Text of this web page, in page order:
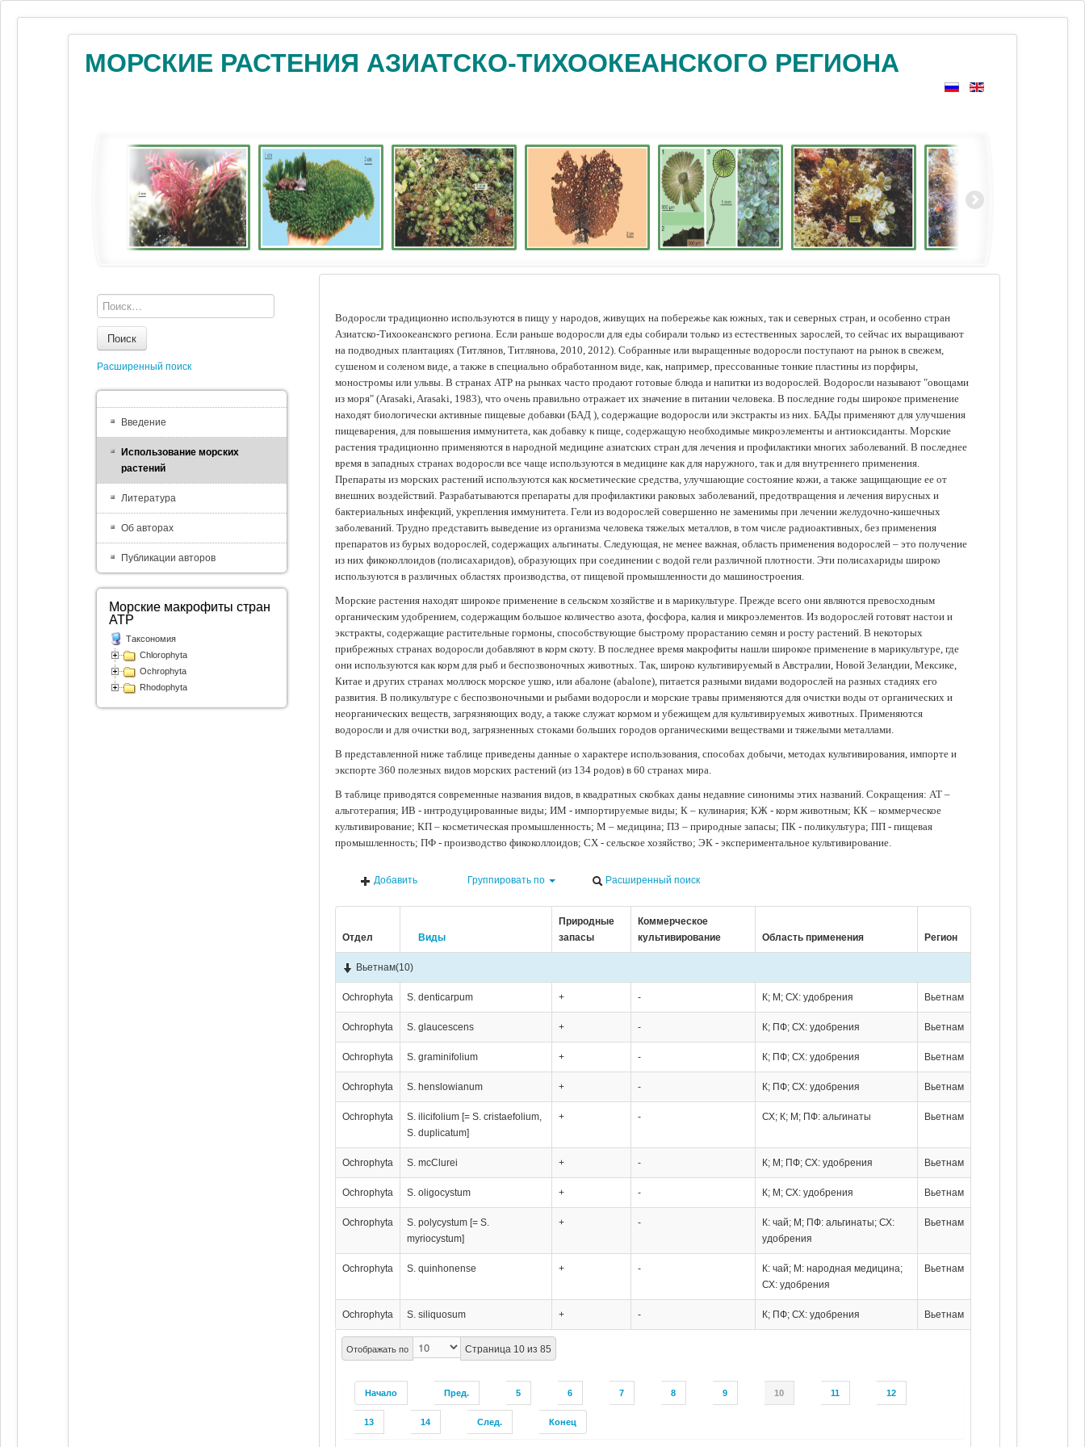
МОРСКИЕ РАСТЕНИЯ АЗИАТСКО-ТИХООКЕАНСКОГО РЕГИОНА
Водоросли традиционно используются в пищу у народов, живущих на побережье как южных, так и северных стран, и особенно стран
Азиатско-Тихоокеанского региона. Если раньше водоросли для еды собирали только из естественных зарослей, то сейчас их выращивают
на подводных плантациях (Tитлянов, Титлянова, 2010, 2012). Собранные или выращенные водоросли поступают на рынок в свежем,
сушеном и соленом виде, а также в специально обработанном виде, как, например, прессованные тонкие пластины из порфиры,
моностромы или ульвы. В странах АТР на рынках часто продают готовые блюда и напитки из водорослей. Водоросли называют "овощами
из моря" (Arasaki, Arasaki, 1983), что очень правильно отражает их значение в питании человека. В последние годы широкое применение
находят биологически активные пищевые добавки (БАД ), содержащие водоросли или экстракты из них. БАДы применяют для улучшения
пищеварения, для повышения иммунитета, как добавку к пище, содержащую необходимые микроэлементы и антиоксиданты. Морские
растения традиционно применяются в народной медицине азиатских стран для лечения и профилактики многих заболеваний. В последнее
время в западных странах водоросли все чаще используются в медицине как для наружного, так и для внутреннего применения.
Препараты из морских растений используются как косметические средства, улучшающие состояние кожи, а также защищающие ее от
внешних воздействий. Разрабатываются препараты для профилактики раковых заболеваний, предотвращения и лечения вирусных и
бактериальных инфекций, укрепления иммунитета. Гели из водорослей совершенно не заменимы при лечении желудочно-кишечных
заболеваний. Трудно представить выведение из организма человека тяжелых металлов, в том числе радиоактивных, без применения
препаратов из бурых водорослей, содержащих альгинаты. Следующая, не менее важная, область применения водорослей – это получение
из них фикоколлоидов (полисахаридов), образующих при соединении с водой гели различной плотности. Эти полисахариды широко
используются в различных областях производства, от пищевой промышленности до машиностроения.
Морские растения находят широкое применение в сельском хозяйстве и в марикультуре. Прежде всего они являются превосходным
органическим удобрением, содержащим большое количество азота, фосфора, калия и микроэлементов. Из водорослей готовят настои и
экстракты, содержащие растительные гормоны, способствующие быстрому прорастанию семян и росту растений. В некоторых
прибрежных странах водоросли добавляют в корм скоту. В последнее время макрофиты нашли широкое применение в марикультуре, где
они используются как корм для рыб и беспозвоночных животных. Так, широко культивируемый в Австралии, Новой Зеландии, Мексике,
Китае и других странах моллюск морское ушко, или абалоне (abalone), питается разными видами водорослей на разных стадиях его
развития. В поликультуре с беспозвоночными и рыбами водоросли и морские травы применяются для очистки воды от органических и
неорганических веществ, загрязняющих воду, а также служат кормом и убежищем для культивируемых животных. Применяются
водоросли и для очистки вод, загрязненных стоками больших городов органическими веществами и тяжелыми металлами.
В представленной ниже таблице приведены данные о характере использования, способах добычи, методах культивирования, импорте и
экспорте 360 полезных видов морских растений (из 134 родов) в 60 странах мира.
В таблице приводятся современные названия видов, в квадратных скобках даны недавние синонимы этих названий. Сокращения: АТ –
альготерапия; ИВ - интродуцированные виды; ИМ - импортируемые виды; К – кулинария; КЖ - корм животным; КК – коммерческое
культивирование; КП – косметическая промышленность; М – медицина; ПЗ – природные запасы; ПК - поликультура; ПП - пищевая
промышленность; ПФ - производство фикоколлоидов; СХ - сельское хозяйство; ЭК - экспериментальное культивирование.
Добавить Группировать по Расширенный поиск
Отдел Виды
Природные
запасы
Коммерческое
культивирование
Область применения Регион
Отображать по Страница 10 из 85
Начало Пред. 5 6 7 8 9 10 11 12
13 14 След. Конец
Вьетнам(10)
Ochrophyta S. denticarpum + - К; М; СХ: удобрения Вьетнам
Ochrophyta S. glaucescens + - К; ПФ; СХ: удобрения Вьетнам
Ochrophyta S. graminifolium + - К; ПФ; СХ: удобрения Вьетнам
Ochrophyta S. henslowianum + - К; ПФ; СХ: удобрения Вьетнам
Ochrophyta
S. ilicifolium [= S. cristaefolium,
S. duplicatum]
+ - СХ; К; М; ПФ: альгинаты Вьетнам
Ochrophyta S. mcClurei + - К; М; ПФ; СХ: удобрения Вьетнам
Ochrophyta S. oligocystum + - К; М; СХ: удобрения Вьетнам
Ochrophyta
S. polycystum [= S.
myriocystum]
+ -
К: чай; М; ПФ: альгинаты; СХ:
удобрения
Вьетнам
Ochrophyta S. quinhonense + -
К: чай; М: народная медицина;
СХ: удобрения
Вьетнам
Ochrophyta S. siliquosum + - К; ПФ; СХ: удобрения Вьетнам
Поиск
Расширенный поиск
Введение
Использование морских
растений
Литература
Об авторах
Публикации авторов
Морские макрофиты стран
АТР
Таксономия
Chlorophyta
Ochrophyta
Rhodophyta